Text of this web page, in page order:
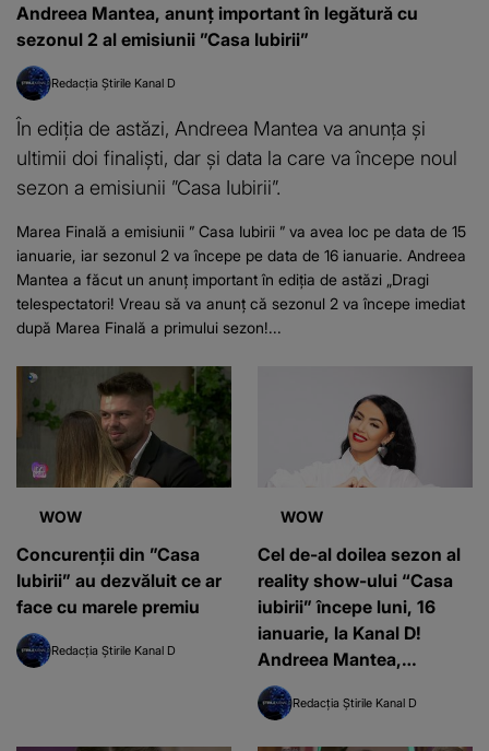
Andreea Mantea, anunț important în legătură cu
sezonul 2 al emisiunii ”Casa Iubirii”
Redacția Știrile Kanal D
În ediția de astăzi, Andreea Mantea va anunța și
ultimii doi finaliști, dar și data la care va începe noul
sezon a emisiunii ”Casa Iubirii”.
Marea Finală a emisiunii ” Casa Iubirii ” va avea loc pe data de 15
ianuarie, iar sezonul 2 va începe pe data de 16 ianuarie. Andreea
Mantea a făcut un anunț important în ediția de astăzi „Dragi
telespectatori! Vreau să va anunț că sezonul 2 va începe imediat
după Marea Finală a primului sezon!...
WOW
Concurenții din ”Casa
Iubirii” au dezvăluit ce ar
face cu marele premiu
Redacția Știrile Kanal D
WOW
Cel de-al doilea sezon al
reality show-ului “Casa
iubirii” începe luni, 16
ianuarie, la Kanal D!
Andreea Mantea,
pregătită pentru o nouă
serie de concurenţi aflaţi
Redacția Știrile Kanal D